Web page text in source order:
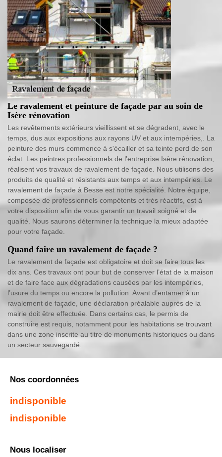
Le ravalement et peinture de façade par au soin de
Isère rénovation
Les revêtements extérieurs vieillissent et se dégradent, avec le
temps, dus aux expositions aux rayons UV et aux intempéries,. La
peinture des murs commence à s'écailler et sa teinte perd de son
éclat. Les peintres professionnels de l’entreprise Isère rénovation,
réalisent vos travaux de ravalement de façade. Nous utilisons des
produits de qualité et résistants aux temps et aux intempéries. Le
ravalement de façade à Besse est notre spécialité. Notre équipe,
composée de professionnels compétents et très réactifs, est à
votre disposition afin de vous garantir un travail soigné et de
qualité. Nous saurons déterminer la technique la mieux adaptée
pour votre façade.
Quand faire un ravalement de façade ?
Le ravalement de façade est obligatoire et doit se faire tous les
dix ans. Ces travaux ont pour but de conserver l’état de la maison
et de faire face aux dégradations causées par les intempéries,
l’usure du temps ou encore la pollution. Avant d’entamer à un
ravalement de façade, une déclaration préalable auprès de la
mairie doit être effectuée. Dans certains cas, le permis de
construire est requis, notamment pour les habitations se trouvant
dans une zone inscrite au titre de monuments historiques ou dans
un secteur sauvegardé.
Nos coordonnées
indisponible
indisponible
Nous localiser